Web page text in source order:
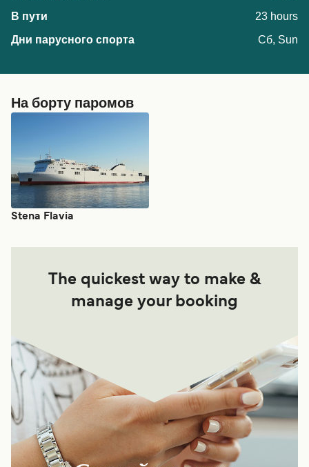
23 hours
Сб, Sun
На борту паромов
Stena Flavia
The quickest way to make &
manage your booking